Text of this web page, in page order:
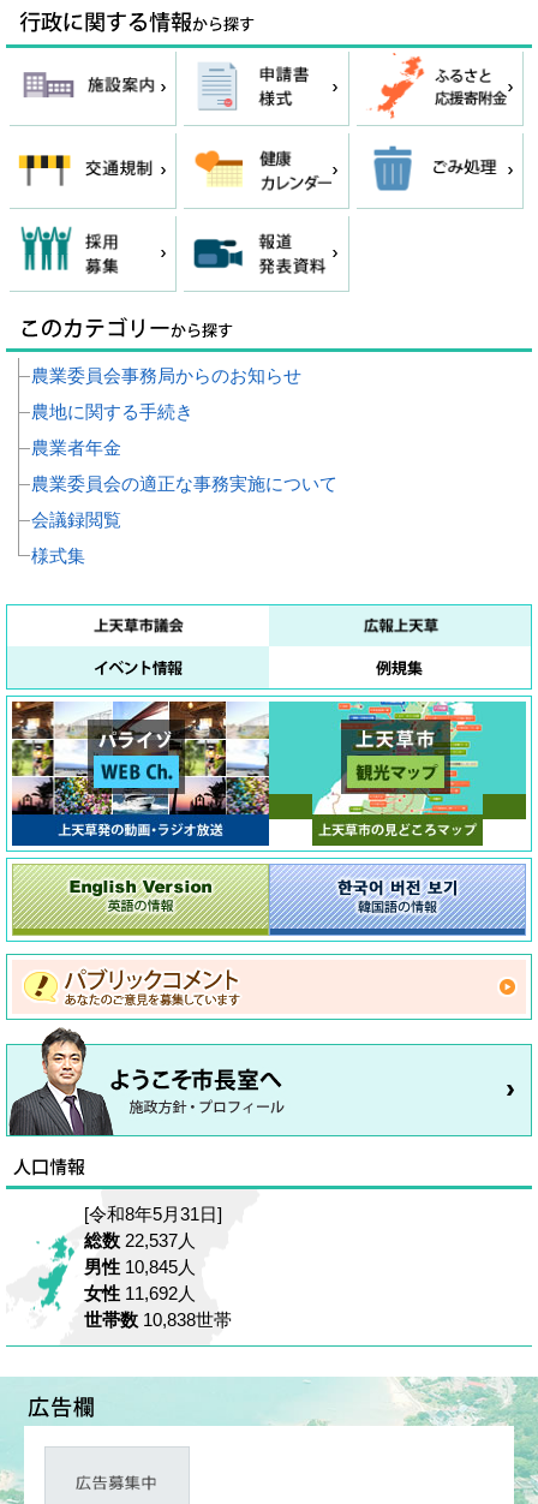
農業委員会事務局からのお知らせ
農地に関する手続き
農業者年金
農業委員会の適正な事務実施について
会議録閲覧
様式集
[令和8年5月31日]
総数 22,537人
男性 10,845人
女性 11,692人
世帯数 10,838世帯